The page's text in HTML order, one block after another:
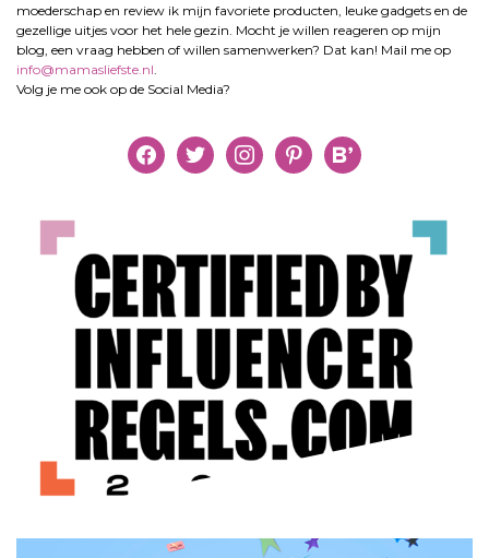
moederschap en review ik mijn favoriete producten, leuke gadgets en de
gezellige uitjes voor het hele gezin. Mocht je willen reageren op mijn
blog, een vraag hebben of willen samenwerken? Dat kan! Mail me op
info@mamasliefste.nl
Volg je me ook op de Social Media?
facebooktwitter instagrampinterestbloglovin